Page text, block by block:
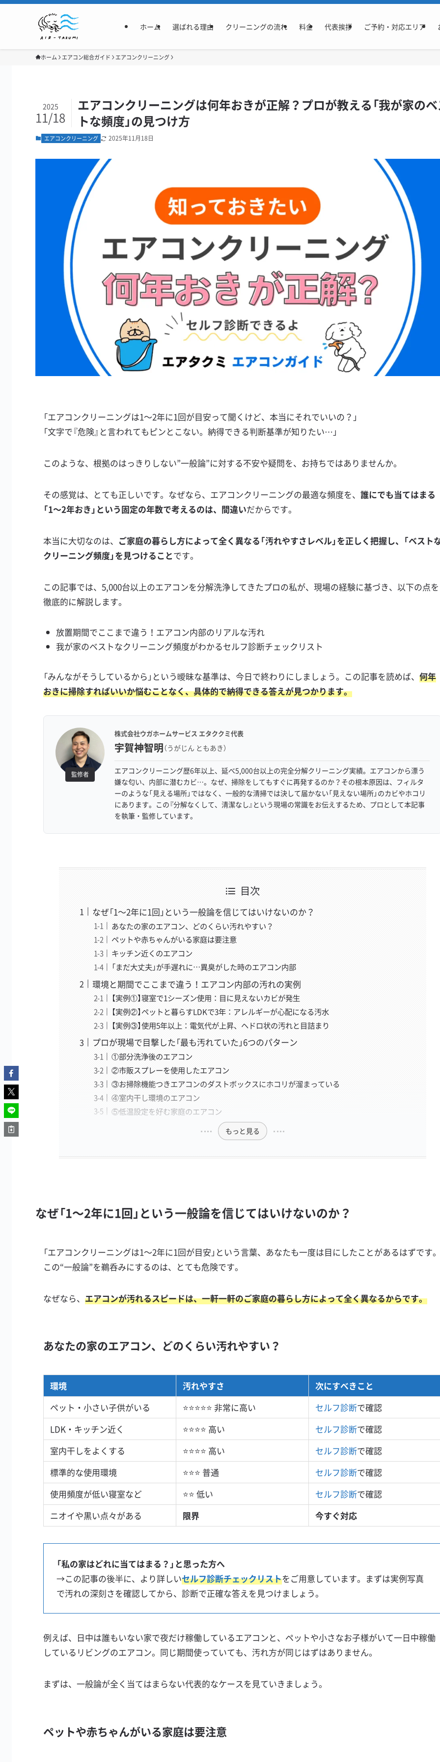
ホーム 選ばれる理由 クリーニングの流れ 料金 代表挨拶 ご予約・対応エリア
ホーム エアコン総合ガイド エアコンクリーニング
エアコンクリーニングは何年おきが正解？プロが教える「我が家の
トな頻度」の見つけ方
2025
11/18
エアコンクリーニング 2025年11月18日
「エアコンクリーニングは1〜2年に1回が目安って聞くけど、本当にそれでいいの？」
「文字で『危険』と言われてもピンとこない。納得できる判断基準が知りたい…」
このような、根拠のはっきりしない”一般論”に対する不安や疑問を、お持ちではありませんか。
その感覚は、とても正しいです。なぜなら、エアコンクリーニングの最適な頻度を、 誰にでも当てはまる
「1〜2年おき」という固定の年数で考えるのは、間違いだからです。
本当に大切なのは、 ご家庭の暮らし方によって全く異なる「汚れやすさレベル」を正しく把握し、「ベスト
クリーニング頻度」を見つけることです。
この記事では、5,000台以上のエアコンを分解洗浄してきたプロの私が、現場の経験に基づき、以下の点を
徹底的に解説します。
放置期間でここまで違う！エアコン内部のリアルな汚れ
我が家のベストなクリーニング頻度がわかるセルフ診断チェックリスト
「みんながそうしているから」という曖昧な基準は、今日で終わりにしましょう。この記事を読めば、 何年
おきに掃除すればいいか悩むことなく、具体的で納得できる答えが見つかります。
監修者
株式会社ウガホームサービス エタククミ代表
宇賀神智明（うがじん ともあき）
エアコンクリーニング歴6年以上、延べ5,000台以上の完全分解クリーニング実績。エアコンから漂う
嫌な匂い、内部に潜むカビ…。なぜ、掃除をしてもすぐに再発するのか？その根本原因は、フィルタ
ーのような「見える場所」ではなく、一般的な清掃では決して届かない「見えない場所」のカビやホコリ
にあります。この『分解なくして、清潔なし』という現場の常識をお伝えするため、プロとして本記事
を執筆・監修しています。
目次
なぜ「1〜2年に1回」という一般論を信じてはいけないのか？
あなたの家のエアコン、どのくらい汚れやすい？
ペットや赤ちゃんがいる家庭は要注意
キッチン近くのエアコン
「まだ大丈夫」が手遅れに…異臭がした時のエアコン内部
環境と期間でここまで違う！エアコン内部の汚れの実例
【実例①】寝室で1シーズン使用：目に見えないカビが発生
【実例②】ペットと暮らすLDKで3年：アレルギーが心配になる汚水
【実例③】使用5年以上：電気代が上昇、ヘドロ状の汚れと目詰まり
プロが現場で目撃した「最も汚れていた」6つのパターン
①部分洗浄後のエアコン
②市販スプレーを使用したエアコン
③お掃除機能つきエアコンのダストボックスにホコリが溜まっている
④室内干し環境のエアコン
⑤低温設定を好む家庭のエアコン
もっと見る
なぜ「1〜2年に1回」という一般論を信じてはいけないのか？
「エアコンクリーニングは1〜2年に1回が目安」という言葉、あなたも一度は目にしたことがあるはずです
この“一般論”を鵜呑みにするのは、とても危険です。
なぜなら、 エアコンが汚れるスピードは、一軒一軒のご家庭の暮らし方によって全く異なるからです。
あなたの家のエアコン、どのくらい汚れやすい？
環境 汚れやすさ
次にすべきこと
ペット・小さい子供がいる
⭐⭐⭐⭐⭐ 非常に高い セルフ診断で確認
LDK・キッチン近く
⭐⭐⭐⭐ 高い セルフ診断で確認
室内干しをよくする
⭐⭐⭐⭐ 高い セルフ診断で確認
標準的な使用環境
⭐⭐⭐ 普通 セルフ診断で確認
使用頻度が低い寝室など
⭐⭐ 低い セルフ診断で確認
ニオイや黒い点々がある
限界 今すぐ対応
「私の家はどれに当てはまる？」と思った方へ
→この記事の後半に、より詳しいセルフ診断チェックリストをご用意しています。まずは実例写真
で汚れの深刻さを確認してから、診断で正確な答えを見つけましょう。
例えば、日中は誰もいない家で夜だけ稼働しているエアコンと、ペットや小さなお子様がいて一日中稼働
しているリビングのエアコン。同じ期間使っていても、汚れ方が同じはずはありません。
まずは、一般論が全く当てはまらない代表的なケースを見ていきましょう。
ペットや赤ちゃんがいる家庭は要注意